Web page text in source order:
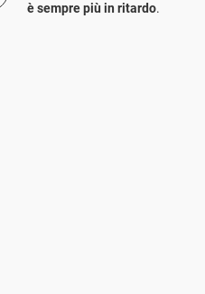
è sempre più in ritardo.